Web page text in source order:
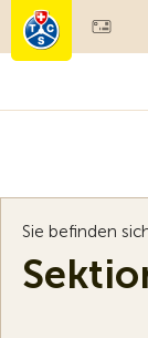
Mitgliedschaft &
Sie befinden